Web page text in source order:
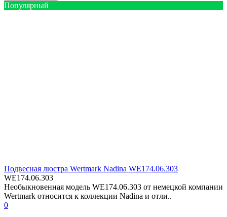
Популярный
Подвесная люстра Wertmark Nadina WE174.06.303
WE174.06.303
Необыкновенная модель WE174.06.303 от немецкой компании
Wertmark относится к коллекции Nadina и отли..
0